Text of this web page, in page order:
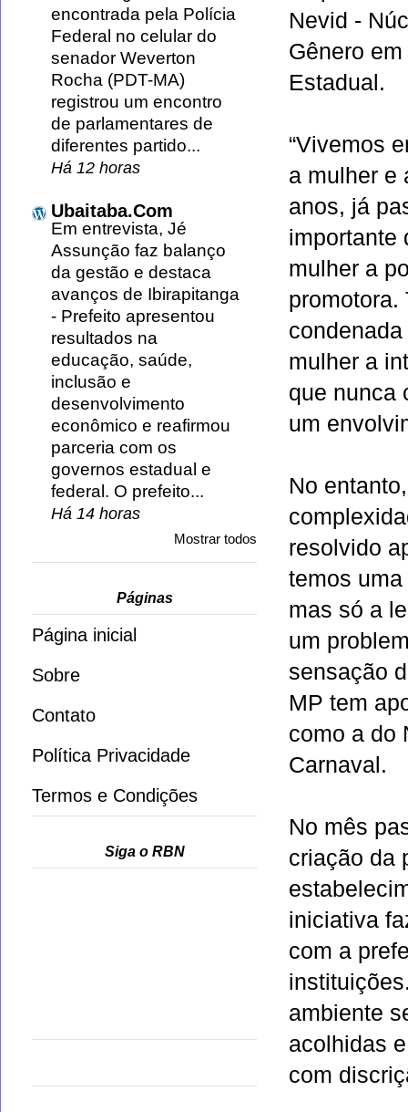
Nevid -
Gênero
Estadual.
“Vivemos
a mulher e
anos, já
importante
mulher a
promotora.
mulher a
que nunca
um
No
resolvido
temos
mas só a
um
sensação
MP tem
como a do
Carnaval.
No mês
criação da
iniciativa
com a
ambiente
acolhidas
com
encontrada pela Polícia
Federal no celular do
senador Weverton
Rocha (PDT-MA)
registrou um encontro
de parlamentares de
diferentes partido...
Há 12 horas
Ubaitaba.Com
Em entrevista, Jé
Assunção faz balanço
da gestão e destaca
avanços de Ibirapitanga
- Prefeito apresentou
resultados na
educação, saúde,
inclusão e
desenvolvimento
econômico e reafirmou
parceria com os
governos estadual e
federal. O prefeito...
Há 14 horas
Mostrar todos
Páginas
Página inicial
Sobre
Contato
Política Privacidade
Termos e Condições
Siga o RBN